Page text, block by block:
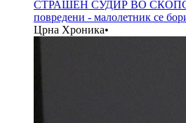
СТРАШЕН СУДИР ВО
повредени - малолетник се
Црна Хроника•